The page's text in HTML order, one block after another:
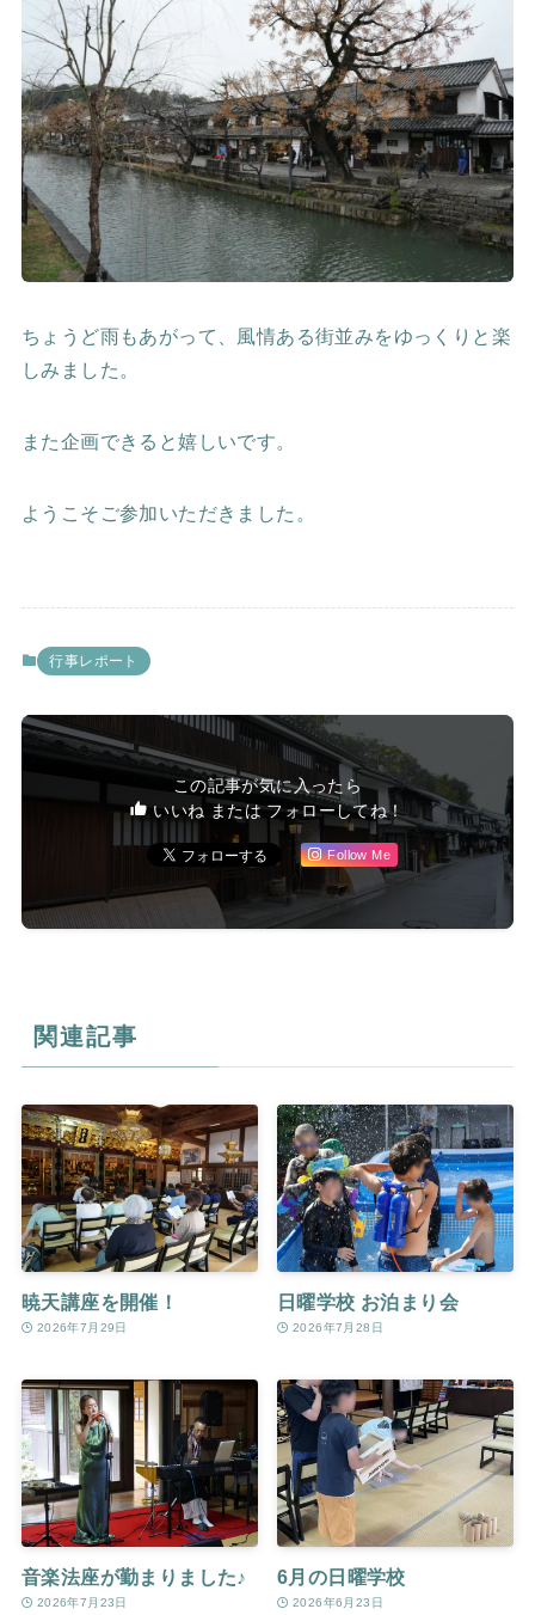
ちょうど雨もあがって、風情ある街並みをゆっくりと楽
しみました。
また企画できると嬉しいです。
ようこそご参加いただきました。
行事レポート
この記事が気に入ったら
いいね または フォローしてね！
Follow Me
関連記事
暁天講座を開催！
2026年7月29日
日曜学校 お泊まり会
2026年7月28日
音楽法座が勤まりました♪
2026年7月23日
6月の日曜学校
2026年6月23日